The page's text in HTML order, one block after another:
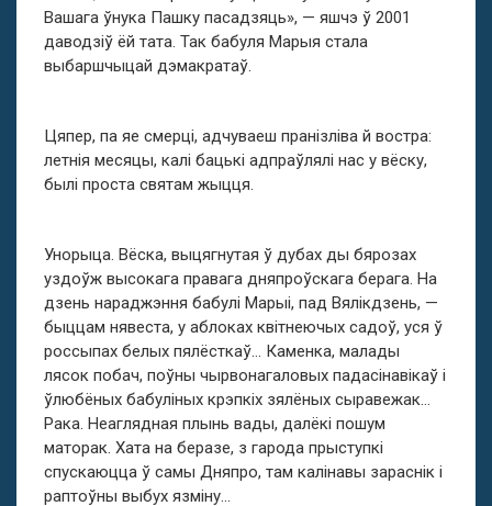
Вашага ўнука Пашку пасадзяць», — яшчэ ў 2001
даводзіў ёй тата. Так бабуля Марыя стала
выбаршчыцай дэмакратаў.
Цяпер, па яе смерці, адчуваеш пранізліва й востра:
летнія месяцы, калі бацькі адпраўлялі нас у вёску,
былі проста святам жыцця.
Унорыца. Вёска, выцягнутая ў дубах ды бярозах
уздоўж высокага правага дняпроўскага берага. На
дзень нараджэння бабулі Марыі, пад Вялікдзень, —
быццам нявеста, у аблоках квітнеючых садоў, уся ў
россыпах белых пялёсткаў… Каменка, малады
лясок побач, поўны чырвонагаловых падасінавікаў і
ўлюбёных бабуліных крэпкіх зялёных сыравежак…
Рака. Неаглядная плынь вады, далёкі пошум
маторак. Хата на беразе, з гарода прыступкі
спускаюцца ў самы Дняпро, там калінавы зараснік і
раптоўны выбух язміну…